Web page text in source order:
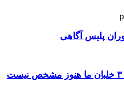
پلیس آگاهی